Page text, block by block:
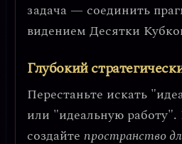
задача — соединить
видением Десятки
Глубокий
Перестаньте искать
или "идеальную работу".
создайте пространство